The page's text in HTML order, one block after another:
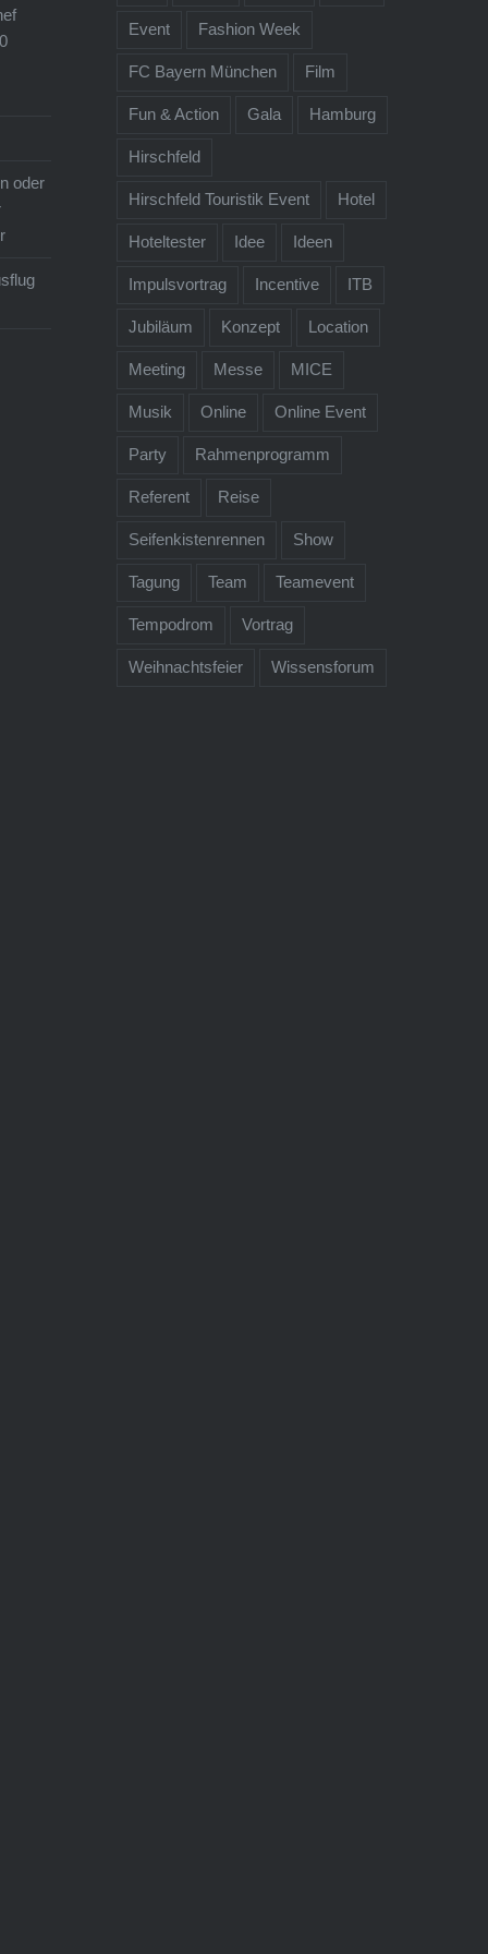
Wissensforum ein Incentive
oder
Event Fashion Week
FC Bayern München Film
Fun & Action Gala Hamburg
Hirschfeld
Hirschfeld Touristik Event Hotel
Hoteltester Idee Ideen
Impulsvortrag Incentive ITB
Jubiläum Konzept Location
Meeting Messe MICE
Musik Online Online Event
Party Rahmenprogramm
Referent Reise
Seifenkistenrennen Show
Tagung Team Teamevent
Tempodrom Vortrag
Weihnachtsfeier Wissensforum